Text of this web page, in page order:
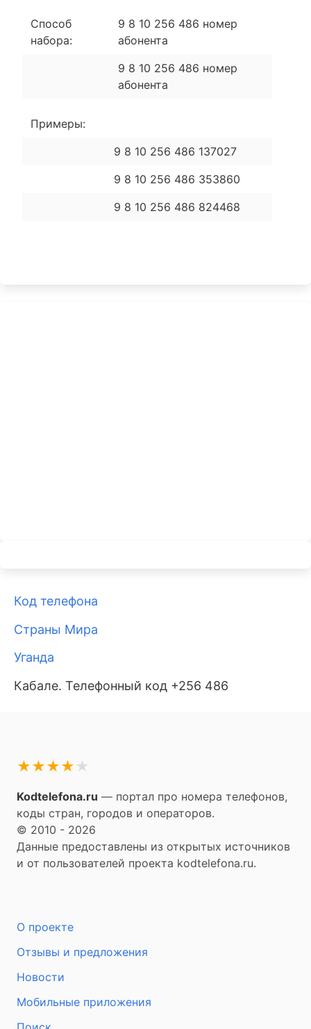
Способ
набора:
9 8 10 256 486 номер
абонента
9 8 10 256 486 номер
абонента
Примеры:
9 8 10 256 486 137027
9 8 10 256 486 353860
9 8 10 256 486 824468
Код телефона
Страны Мира
Уганда
Кабале. Телефонный код +256 486
★
★
★
★
★
Kodtelefona.ru — портал про номера телефонов,
коды стран, городов и операторов.
© 2010 - 2026
Данные предоставлены из открытых источников
и от пользователей проекта kodtelefona.ru.
О проекте
Отзывы и предложения
Новости
Мобильные приложения